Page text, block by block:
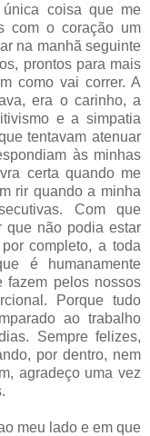
coisa que me
com o coração um
na manhã seguinte
prontos para mais
como vai correr. A
era o carinho, a
e a simpatia
tentavam atenuar
às minhas
certa quando me
rir quando a minha
Com que
não podia estar
completo, a toda
é humanamente
fazem pelos nossos
Porque tudo
ao trabalho
Sempre felizes,
por dentro, nem
agradeço uma vez
meu lado e em que